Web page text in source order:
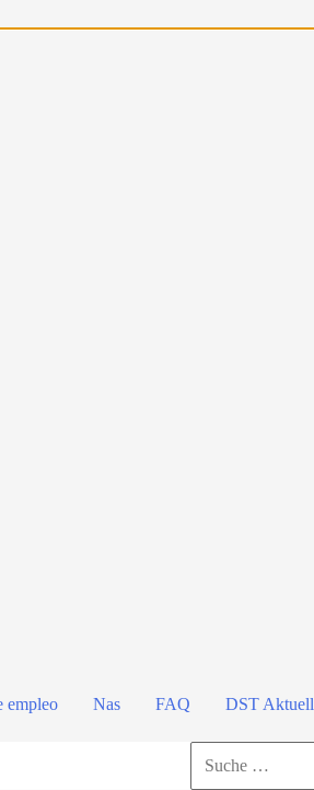
empleo Nas FAQ DST Aktuell
Buscar